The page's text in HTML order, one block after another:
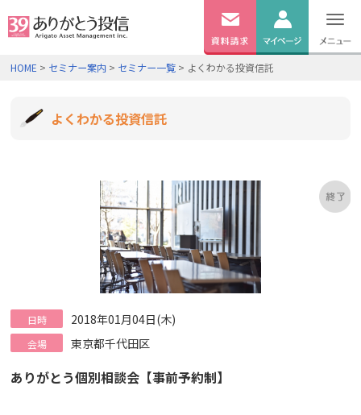
無料資料 ログイン
HOME > セミナー案内 > セミナー一覧 > よくわかる投資信託
よくわかる投資信託
日時 2018年01月04日(木)
会場 東京都千代田区
ありがとう個別相談会【事前予約制】